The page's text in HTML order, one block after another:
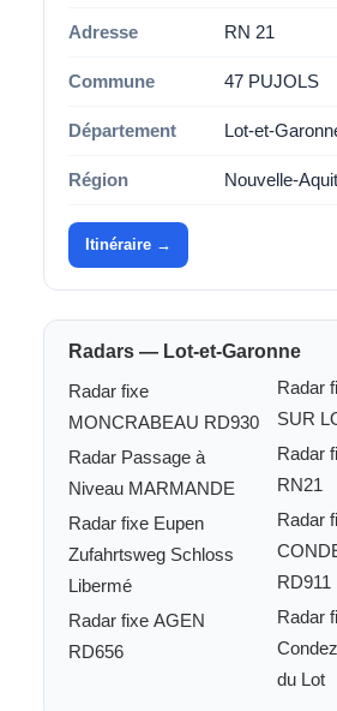
Adresse RN 21
Commune 47 PUJOLS
Département Lot-et-
Région Nouvelle-
Itinéraire →
Radars — Lot-et-Garonne
Radar fixe
MONCRABEAU RD930
Radar Passage à
Niveau MARMANDE
Radar fixe Eupen
Zufahrtsweg Schloss
Libermé
Radar fixe AGEN
RD656
Radar
SUR
Radar
RN21
Radar
RD911
Radar
du Lot